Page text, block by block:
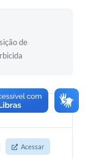
de
Acessar